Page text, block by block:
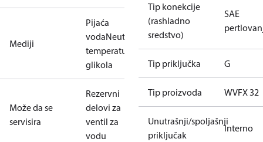
Mediji
Pijaća
vodaNeutralna
temperatura
glikola
Može da se
servisira
Rezervni
delovi za
ventil za
vodu
Tip konekcije
(rashladno
sredstvo)
SAE
Tip priključka G
Tip proizvoda WVFX 32
Unutrašnji/spoljašnji
priključak
Interno